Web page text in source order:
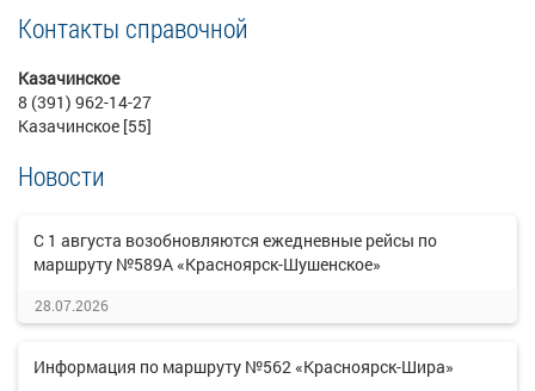
Контакты справочной
Казачинское
8 (391) 962-14-27
Казачинское [55]
Новости
С 1 августа возобновляются ежедневные рейсы по
маршруту №589А «Красноярск-Шушенское»
28.07.2026
Информация по маршруту №562 «Красноярск-Шира»